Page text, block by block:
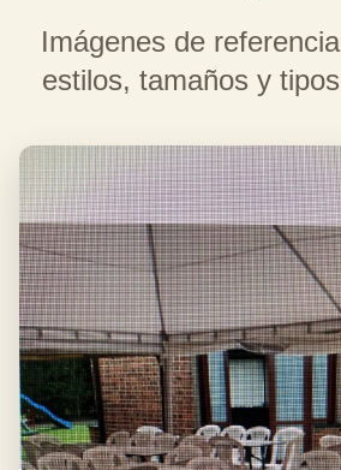
Imágenes de
estilos, tamaños y